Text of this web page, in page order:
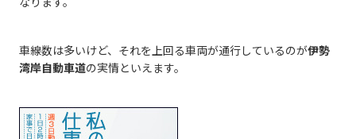
車線数は多いけど、それを上回る車両が通行しているのが伊勢
湾岸自動車道の実情といえます。